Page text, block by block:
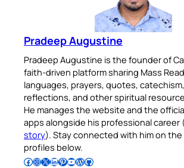
Pradeep Augustine
Pradeep Augustine is the founder of
faith-driven platform sharing Mass
languages, prayers, quotes,
reflections, and other spiritual
He manages the website and the
apps alongside his professional career
story). Stay connected with him on the
profiles below.
Follow Pradeep on Facebook Follow Pradeep on InstagramFollow Pradeep on X Follow Pradeep on LinkedIn Follow Pradeep on Pinterest Subscribe to Pradeep’s Youtube Channel Follow Pradeep on WordPress Follow Pradeep on GitHub